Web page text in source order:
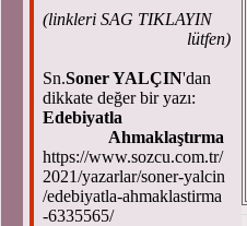
(linkleri SAG TIKLAYIN
lütfen)
Sn.Soner YALÇIN'dan
dikkate değer bir yazı:
Edebiyatla
Ahmaklaştırma
https://www.sozcu.com.tr/
2021/yazarlar/soner-yalcin
/edebiyatla-ahmaklastirma
-6335565/